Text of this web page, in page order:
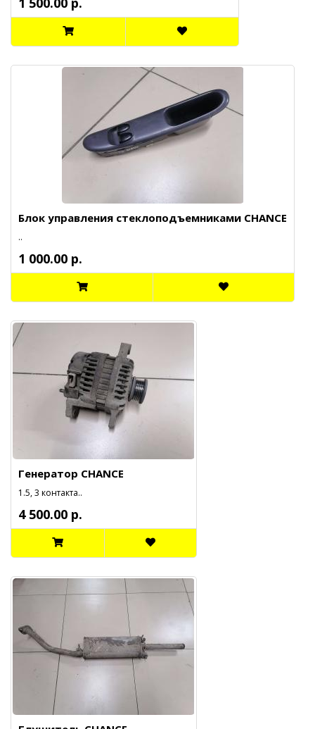
Блок управления стеклоподъемниками CHANCE
..
1 000.00 р.
Генератор CHANCE
1.5, 3 контакта..
4 500.00 р.